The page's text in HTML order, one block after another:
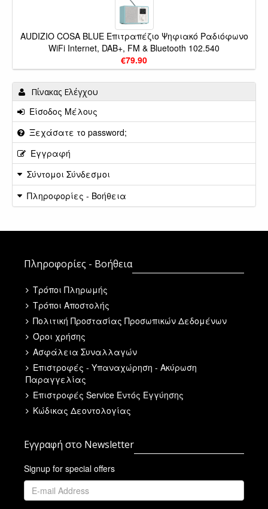
AUDIZIO COSA BLUE Επιτραπέζιο Ψηφιακό Ραδιόφωνο
WiFi Internet, DAB+, FM & Bluetooth 102.540
€79.90
Πίνακας Ελέγχου
Είσοδος Μέλους
Ξεχάσατε το password;
Εγγραφή
Σύντομοι Σύνδεσμοι
Πληροφορίες - Βοήθεια
Πληροφορίες - Βοήθεια
Τρόποι Πληρωμής
Τρόποι Αποστολής
Πολιτική Προστασίας Προσωπικών Δεδομένων
Όροι χρήσης
Ασφάλεια Συναλλαγών
Επιστροφές - Υπαναχώρηση - Ακύρωση
Παραγγελίας
Επιστροφές Service Εντός Εγγύησης
Κώδικας Δεοντολογίας
Εγγραφή στο Newsletter
Signup for special offers